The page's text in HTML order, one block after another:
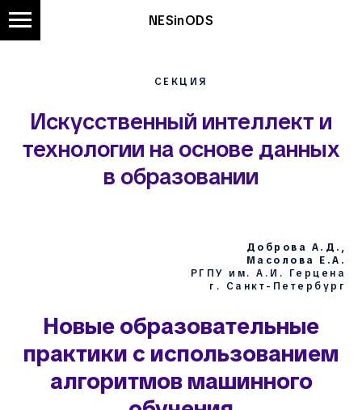
NESinODS
СЕКЦИЯ
Искусственный интеллект и
технологии на основе данных
в образовании
Доброва А.Д.,
Масолова Е.А.
РГПУ им. А.И. Герцена
г. Санкт-Петербург
Новые образовательные
практики с использованием
алгоритмов машинного